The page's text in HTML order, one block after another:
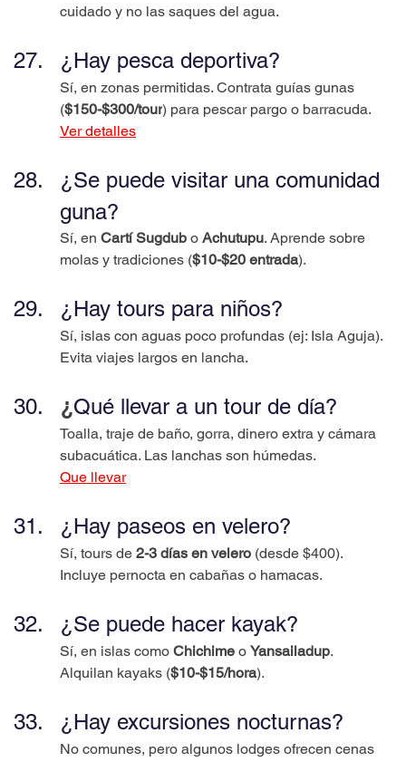
cuidado y no las saques del agua.
¿Hay pesca deportiva?
Sí, en zonas permitidas. Contrata guías gunas
($150-$300/tour) para pescar pargo o barracuda.
Ver detalles
¿Se puede visitar una comunidad
guna?
Sí, en Cartí Sugdub o Achutupu. Aprende sobre
molas y tradiciones ($10-$20 entrada).
¿Hay tours para niños?
Sí, islas con aguas poco profundas (ej: Isla Aguja).
Evita viajes largos en lancha.
¿Qué llevar a un tour de día?
Toalla, traje de baño, gorra, dinero extra y cámara
subacuática. Las lanchas son húmedas.
Que llevar
¿Hay paseos en velero?
Sí, tours de 2-3 días en velero (desde $400).
Incluye pernocta en cabañas o hamacas.
¿Se puede hacer kayak?
Sí, en islas como Chichime o Yansailadup.
Alquilan kayaks ($10-$15/hora).
¿Hay excursiones nocturnas?
No comunes, pero algunos lodges ofrecen cenas